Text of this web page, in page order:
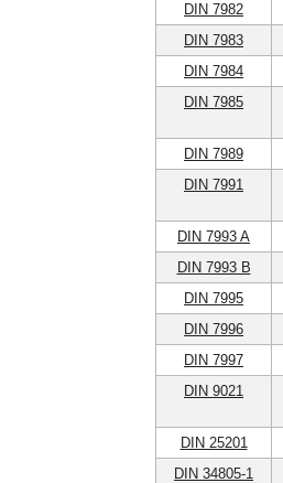
DIN 7982
DIN 7983
DIN 7984
DIN 7985
DIN 7989
DIN 7991
DIN 7993 A
DIN 7993 B
DIN 7995
DIN 7996
DIN 7997
DIN 9021
DIN 25201
DIN 34805-1